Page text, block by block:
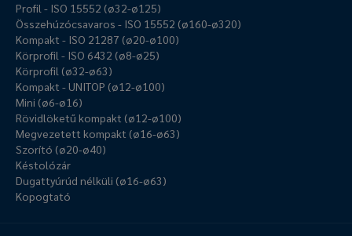
Profil - ISO 15552 (ø32-ø125)
Összehúzócsavaros - ISO 15552 (ø160-ø320)
Kompakt - ISO 21287 (ø20-ø100)
Körprofil - ISO 6432 (ø8-ø25)
Körprofil (ø32-ø63)
Kompakt - UNITOP (ø12-ø100)
Mini (ø6-ø16)
Rövidlöketű kompakt (ø12-ø100)
Megvezetett kompakt (ø16-ø63)
Szorító (ø20-ø40)
Késtolózár
Dugattyúrúd nélküli (ø16-ø63)
Kopogtató